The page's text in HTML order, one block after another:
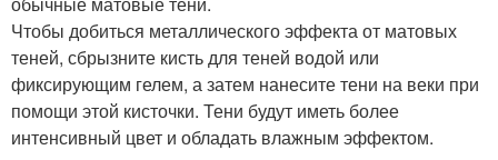
Чтобы добиться металлического эффекта от матовых
теней, сбрызните кисть для теней водой или
фиксирующим гелем, а затем нанесите тени на веки при
помощи этой кисточки. Тени будут иметь более
интенсивный цвет и обладать влажным эффектом.